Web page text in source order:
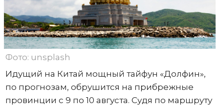
Фото: unsplash
Идущий на Китай мощный тайфун «Долфин»,
по прогнозам, обрушится на прибрежные
провинции с 9 по 10 августа. Судя по маршруту